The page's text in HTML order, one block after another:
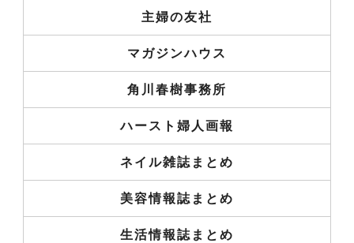
主婦の友社
マガジンハウス
角川春樹事務所
ハースト婦人画報
ネイル雑誌まとめ
美容情報誌まとめ
生活情報誌まとめ